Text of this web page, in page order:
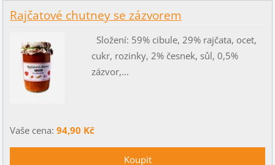
Rajčatové chutney se zázvorem
Složení: 59% cibule, 29% rajčata, ocet,
cukr, rozinky, 2% česnek, sůl, 0,5%
zázvor,...
Vaše cena: 94,90 Kč